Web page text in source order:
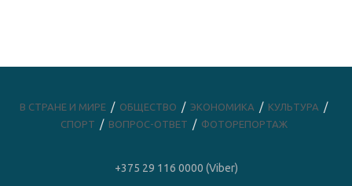
В СТРАНЕ И МИРЕ ОБЩЕСТВО ЭКОНОМИКА
КУЛЬТУРА
СПОРТ
ВОПРОС-ОТВЕТ ФОТОРЕПОРТАЖ
+375 29 116 0000 (Viber)